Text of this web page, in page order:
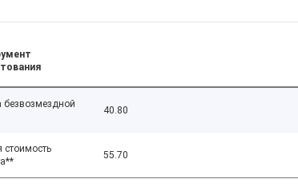
40.80
55.70